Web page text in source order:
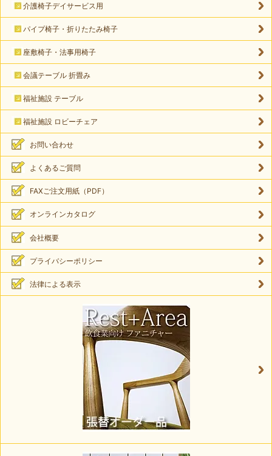
介護椅子デイサービス用
パイプ椅子・折りたたみ椅子
座敷椅子・法事用椅子
会議テーブル 折畳み
福祉施設 テーブル
福祉施設 ロビーチェア
お問い合わせ
よくあるご質問
FAXご注文用紙（PDF）
オンラインカタログ
会社概要
プライバシーポリシー
法律による表示